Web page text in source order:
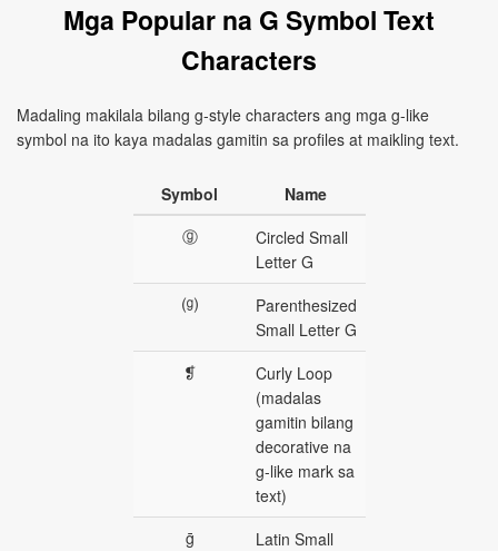
Mga Popular na G Symbol Text
Characters
Madaling makilala bilang g-style characters ang mga g-like
symbol na ito kaya madalas gamitin sa profiles at maikling text.
Symbol
Name
ⓖ
Circled Small
Letter G
⒢
Parenthesized
Small Letter G
❡
Curly Loop
(madalas
gamitin bilang
decorative na
g-like mark sa
text)
ḡ
Latin Small